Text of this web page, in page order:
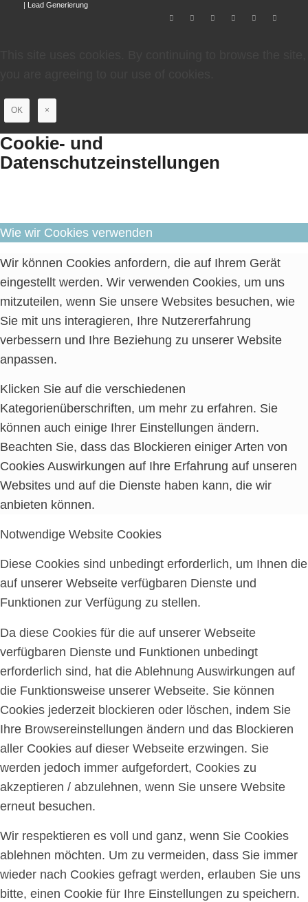
| Lead Generierung
OK ×
Cookie- und
Datenschutzeinstellungen
Wie wir Cookies verwenden
Wir können Cookies anfordern, die auf Ihrem Gerät
eingestellt werden. Wir verwenden Cookies, um uns
mitzuteilen, wenn Sie unsere Websites besuchen, wie
Sie mit uns interagieren, Ihre Nutzererfahrung
verbessern und Ihre Beziehung zu unserer Website
anpassen.
Klicken Sie auf die verschiedenen
Kategorienüberschriften, um mehr zu erfahren. Sie
können auch einige Ihrer Einstellungen ändern.
Beachten Sie, dass das Blockieren einiger Arten von
Cookies Auswirkungen auf Ihre Erfahrung auf unseren
Websites und auf die Dienste haben kann, die wir
anbieten können.
Notwendige Website Cookies
Diese Cookies sind unbedingt erforderlich, um Ihnen die
auf unserer Webseite verfügbaren Dienste und
Funktionen zur Verfügung zu stellen.
Da diese Cookies für die auf unserer Webseite
verfügbaren Dienste und Funktionen unbedingt
erforderlich sind, hat die Ablehnung Auswirkungen auf
die Funktionsweise unserer Webseite. Sie können
Cookies jederzeit blockieren oder löschen, indem Sie
Ihre Browsereinstellungen ändern und das Blockieren
aller Cookies auf dieser Webseite erzwingen. Sie
werden jedoch immer aufgefordert, Cookies zu
akzeptieren / abzulehnen, wenn Sie unsere Website
erneut besuchen.
Wir respektieren es voll und ganz, wenn Sie Cookies
ablehnen möchten. Um zu vermeiden, dass Sie immer
wieder nach Cookies gefragt werden, erlauben Sie uns
bitte, einen Cookie für Ihre Einstellungen zu speichern.